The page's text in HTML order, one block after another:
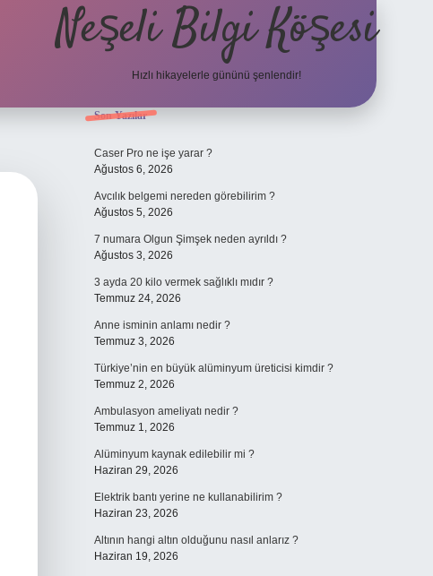
Neşeli Bilgi Köşesi
Hızlı hikayelerle gününü şenlendir!
Sidebar
Son Yazılar
Caser Pro ne işe yarar ?
Ağustos 6, 2026
Avcılık belgemi nereden görebilirim ?
Ağustos 5, 2026
7 numara Olgun Şimşek neden ayrıldı ?
Ağustos 3, 2026
3 ayda 20 kilo vermek sağlıklı mıdır ?
Temmuz 24, 2026
Anne isminin anlamı nedir ?
Temmuz 3, 2026
Türkiye’nin en büyük alüminyum üreticisi kimdir ?
Temmuz 2, 2026
Ambulasyon ameliyatı nedir ?
Temmuz 1, 2026
Alüminyum kaynak edilebilir mi ?
Haziran 29, 2026
Elektrik bantı yerine ne kullanabilirim ?
Haziran 23, 2026
Altının hangi altın olduğunu nasıl anlarız ?
Haziran 19, 2026